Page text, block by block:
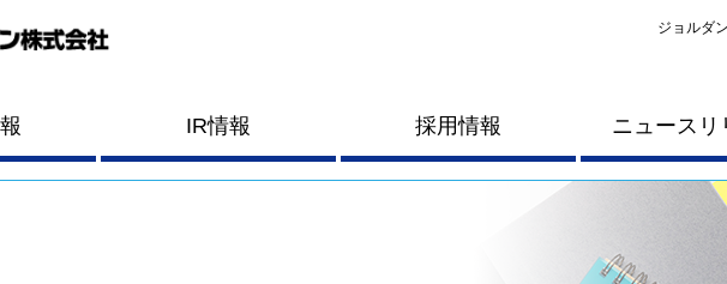
ジョルダ
IR情報 採用情報 ニュースリ